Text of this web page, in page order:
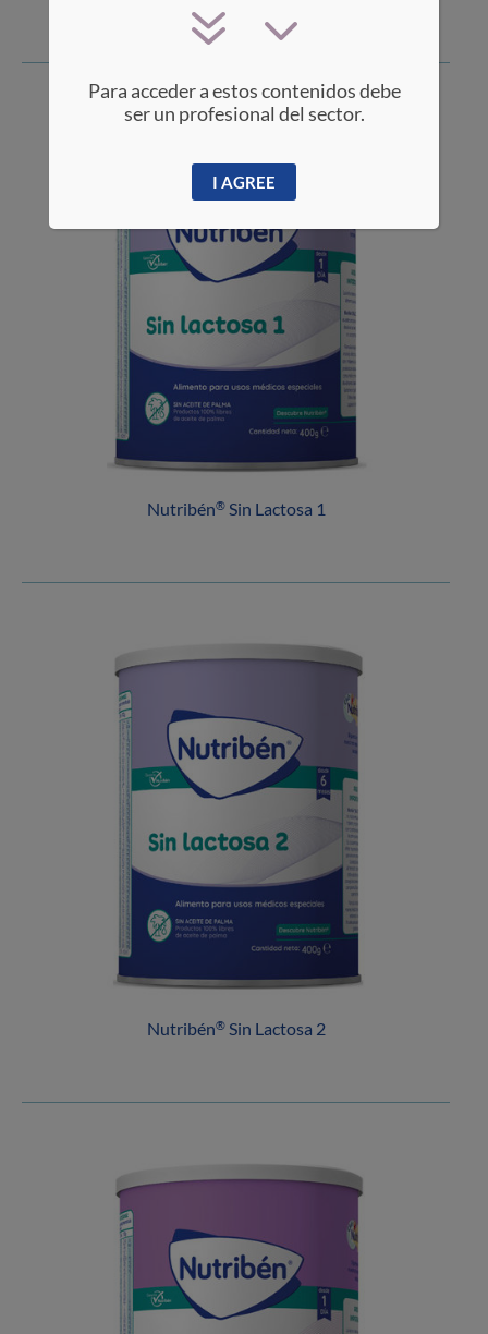
Nutribén®Sin Lactosa 1
Nutribén®Sin Lactosa 2
Para acceder a estos contenidos debe
ser un profesional del sector.
I AGREE